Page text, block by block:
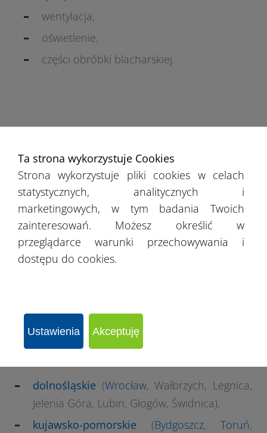
wentylacja,
oświetlenie,
części obróbki blacharskiej.
Dlaczego warto wybrać hale od Protan
Elmark?
Produkowane przez nashale dla branży
cukrowej, ale także dla wielu innych, spełniają
najwyższe standardy. Nasze rozwiązania są
uniwersalne, korzystne cenowo, praktyczne, a do
dolnośląskie (Wrocław, Wałbrzych, Legnica,
Jelenia Góra, Lubin, Głogów, Świdnica),
kujawsko-pomorskie (Bydgoszcz, Toruń,
Ta strona wykorzystuje Cookies
Strona wykorzystuje pliki cookies w celach
statystycznych, analitycznych i
marketingowych, w tym badania Twoich
zainteresowań. Możesz określić w
przeglądarce warunki przechowywania i
dostępu do cookies.
Ustawienia Akceptuję